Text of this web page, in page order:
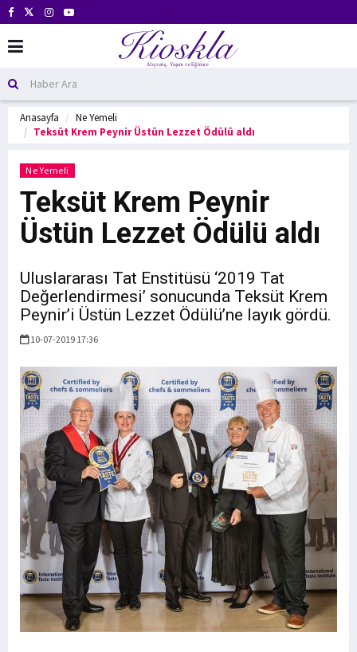
Anasayfa
Ne Yemeli
Teksüt Krem Peynir Üstün Lezzet Ödülü aldı
Ne Yemeli
Teksüt Krem Peynir
Üstün Lezzet Ödülü aldı
Uluslararası Tat Enstitüsü ‘2019 Tat
Değerlendirmesi’ sonucunda Teksüt Krem
Peynir’i Üstün Lezzet Ödülü’ne layık gördü.
10-07-2019 17:36